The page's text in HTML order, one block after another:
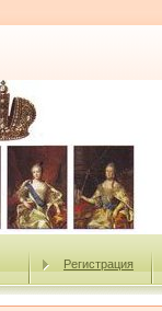
Регистрация